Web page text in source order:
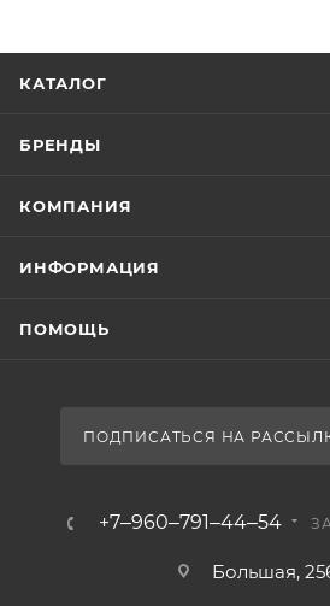
КАТАЛОГ
БРЕНДЫ
КОМПАНИЯ
ИНФОРМАЦИЯ
ПОМОЩЬ
ПОДПИСАТЬСЯ НА
+7‒960‒791‒44‒54
Большая,